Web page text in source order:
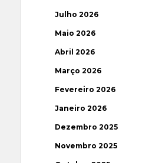
Julho 2026
Maio 2026
Abril 2026
Março 2026
Fevereiro 2026
Janeiro 2026
Dezembro 2025
Novembro 2025